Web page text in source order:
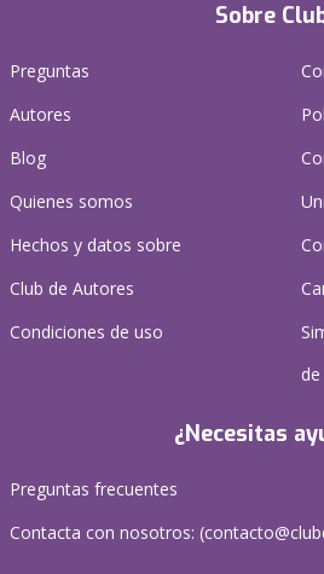
Sobre
Preguntas
Autores
Blog
Quienes somos
Hechos y datos sobre
Club de Autores
Condiciones de uso
¿Necesitas
Preguntas frecuentes
Contacta con nosotros: (